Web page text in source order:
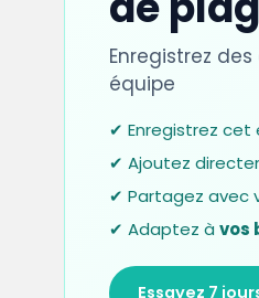
Enregistrez
équipe
✔ Enregistrez cet
✔ Ajoutez
✔ Partagez avec
✔ Adaptez à vos
Essayez 7